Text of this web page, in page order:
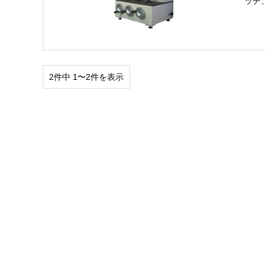
2件中 1〜2件を表示